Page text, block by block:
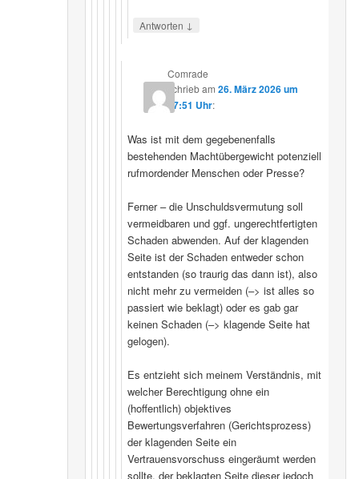
Antworten ↓
Comrade
schriebam 26. März 2026 um
17:51 Uhr:
Was ist mit dem gegebenenfalls
bestehenden Machtübergewicht potenziell
rufmordender Menschen oder Presse?
Ferner – die Unschuldsvermutung soll
vermeidbaren und ggf. ungerechtfertigten
Schaden abwenden. Auf der klagenden
Seite ist der Schaden entweder schon
entstanden (so traurig das dann ist), also
nicht mehr zu vermeiden (–> ist alles so
passiert wie beklagt) oder es gab gar
keinen Schaden (–> klagende Seite hat
gelogen).
Es entzieht sich meinem Verständnis, mit
welcher Berechtigung ohne ein
(hoffentlich) objektives
Bewertungsverfahren (Gerichtsprozess)
der klagenden Seite ein
Vertrauensvorschuss eingeräumt werden
sollte, der beklagten Seite dieser jedoch